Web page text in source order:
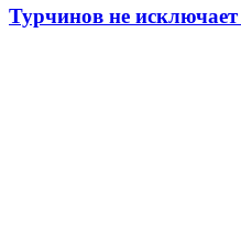
Турчинов не